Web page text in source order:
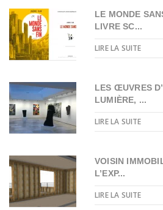
LE MONDE
LIVRE SC...
LIRE LA SUITE
LES ŒUVRES
LUMIÈRE, ...
LIRE LA SUITE
VOISIN
L’EXP...
LIRE LA SUITE